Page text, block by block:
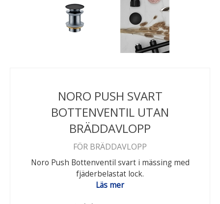
NORO PUSH SVART
BOTTENVENTIL UTAN
BRÄDDAVLOPP
FÖR BRÄDDAVLOPP
Noro Push Bottenventil svart i mässing med
fjäderbelastat lock.
Läs mer